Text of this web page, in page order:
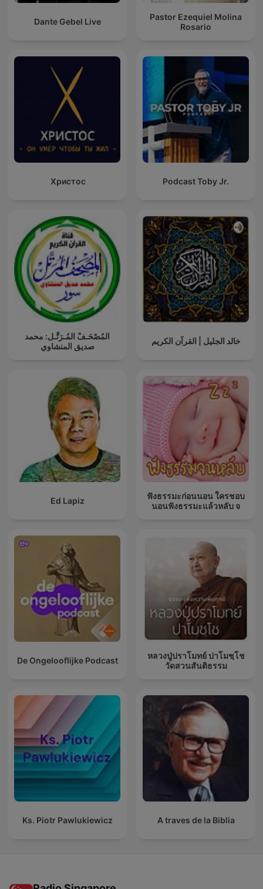
Dante Gebel Live
Pastor Ezequiel Molina
Rosario
Христос Podcast Toby Jr.
المُصْحَـفْ المُـرَتَّـل: محمد
صديق المنشاوي
خالد الجليل | القرآن الكريم
Ed Lapiz
ฟังธรรมะก่อนนอน ใครชอบ
นอนฟังธรรมะแล้วหลับ จ
De Ongelooflijke Podcast
หลวงปู่ปราโมทย์ ปาโมชฺโช
วัดสวนสันติธรรม
Ks. Piotr Pawlukiewicz A traves de la Biblia